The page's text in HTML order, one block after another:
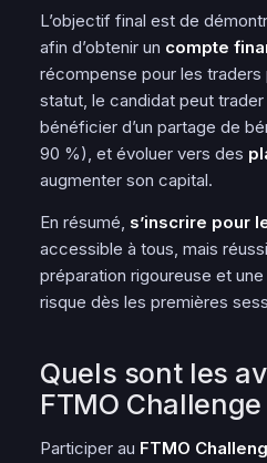
L’objectif final est de
afin d’obtenir un compte
récompense pour les
statut, le candidat peut
bénéficier d’un partage de
90 %), et évoluer vers des
augmenter son capital.
En résumé, s’inscrire pour
accessible à tous, mais
préparation rigoureuse et une
risque dès les premières
Quels sont les
FTMO Challenge
Participer au FTMO